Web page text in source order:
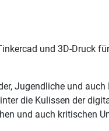
und 3D-Druck
Jugendliche und
die Kulissen der
und auch kritischen